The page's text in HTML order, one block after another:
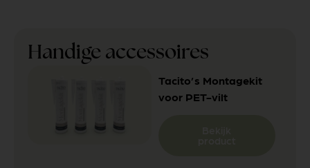
Handige accessoires
Tacito’s Montagekit
voor PET-vilt